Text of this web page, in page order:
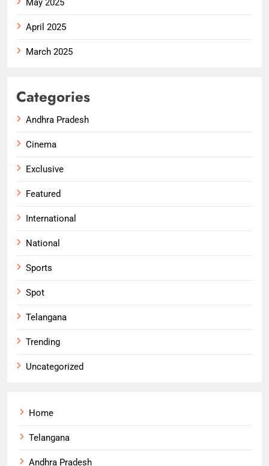
May 2025
April 2025
March 2025
Categories
Andhra Pradesh
Cinema
Exclusive
Featured
International
National
Sports
Spot
Telangana
Trending
Uncategorized
Home
Telangana
Andhra Pradesh